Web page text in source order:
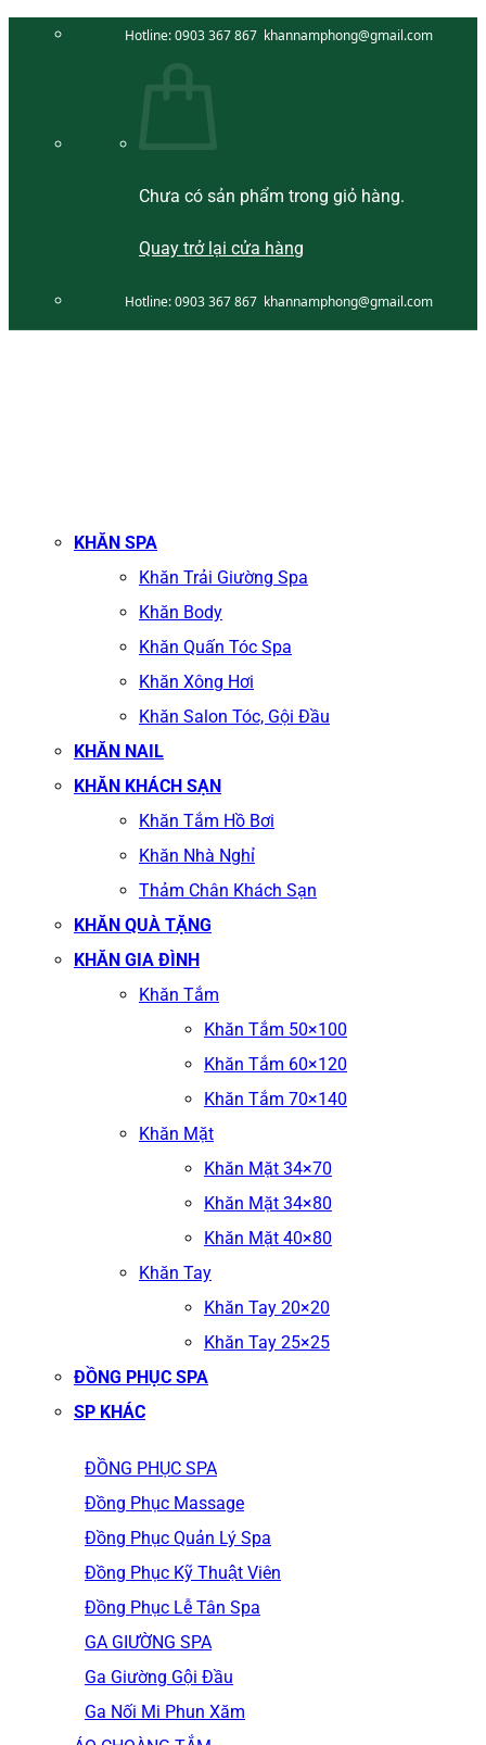
Hotline:0903 367 867 khannamphong@gmail.com
Chưa có sản phẩm trong giỏ hàng.
Quay trở lại cửa hàng
Hotline:0903 367 867 khannamphong@gmail.com
KHĂN SPA
Khăn Trải Giường Spa
Khăn Body
Khăn Quấn Tóc Spa
Khăn Xông Hơi
Khăn Salon Tóc, Gội Đầu
KHĂN NAIL
KHĂN KHÁCH SẠN
Khăn Tắm Hồ Bơi
Khăn Nhà Nghỉ
Thảm Chân Khách Sạn
KHĂN QUÀ TẶNG
KHĂN GIA ĐÌNH
Khăn Tắm
Khăn Tắm 50×100
Khăn Tắm 60×120
Khăn Tắm 70×140
Khăn Mặt
Khăn Mặt 34×70
Khăn Mặt 34×80
Khăn Mặt 40×80
Khăn Tay
Khăn Tay 20×20
Khăn Tay 25×25
ĐỒNG PHỤC SPA
SP KHÁC
ĐỒNG PHỤC SPA
Đồng Phục Massage
Đồng Phục Quản Lý Spa
Đồng Phục Kỹ Thuật Viên
Đồng Phục Lễ Tân Spa
GA GIƯỜNG SPA
Ga Giường Gội Đầu
Ga Nối Mi Phun Xăm